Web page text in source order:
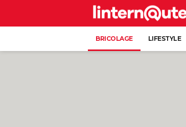
BRICOLAGE LIFESTYLE